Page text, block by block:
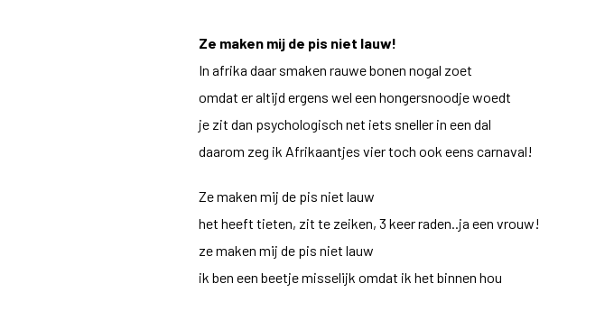
Ze maken mij de pis niet lauw!
In afrika daar smaken rauwe bonen nogal zoet
omdat er altijd ergens wel een hongersnoodje woedt
je zit dan psychologisch net iets sneller in een dal
daarom zeg ik Afrikaantjes vier toch ook eens carnaval!
Ze maken mij de pis niet lauw
het heeft tieten, zit te zeiken, 3 keer raden..ja een vrouw!
ze maken mij de pis niet lauw
ik ben een beetje misselijk omdat ik het binnen hou